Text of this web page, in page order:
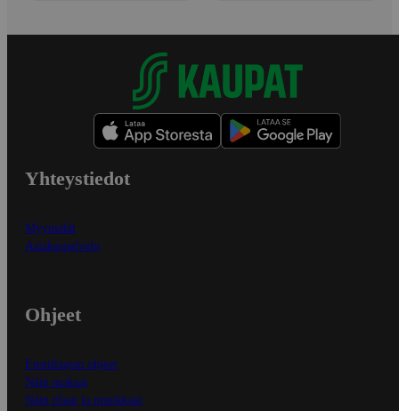
Yhteystiedot
Myymälät
Asiakaspalvelu
Ohjeet
Ensitilaajan ohjeet
Näin maksat
Näin tilaat ja muokkaat